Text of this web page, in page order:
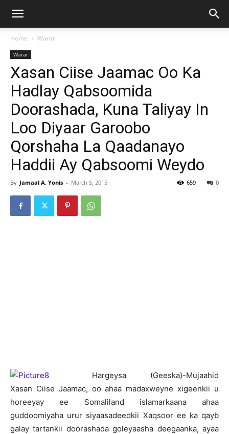
Home Warar
Warar
Xasan Ciise Jaamac Oo Ka
Hadlay Qabsoomida
Doorashada, Kuna Taliyay In
Loo Diyaar Garoobo
Qorshaha La Qaadanayo
Haddii Ay Qabsoomi Weydo
By Jamaal A. Yonis - March 5, 2015 0
659
Hargeysa (Geeska)-Mujaahid
Xasan Ciise Jaamac, oo ahaa madaxweyne xigeenkii u
horeeyay ee Somaliland islamarkaana ahaa
guddoomiyaha urur siyaasadeedkii Xaqsoor ee ka qayb
galay tartankii doorashada goleyaasha deegaanka, ayaa